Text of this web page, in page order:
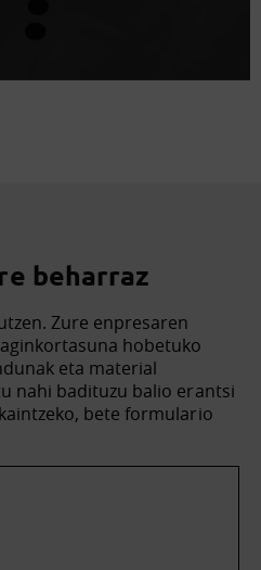
beharraz
Zure enpresaren
hobetuko
eta material
nahi badituzu balio erantsi
bete formulario